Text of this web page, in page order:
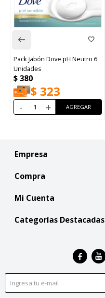
Pack Jabón Dove pH Neutro 6
Unidades
$380
$ 323
- +
Empresa
Compra
Mi Cuenta
Categorías Destacadas
 